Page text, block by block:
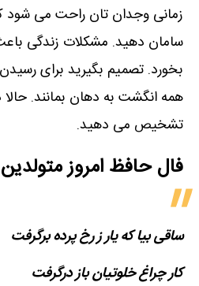
زمانی وجدان تان راحت می شود
سامان دهید. مشکلات زندگی
بخورد. تصمیم بگیرید برای
همه انگشت به دهان بمانند.
تشخیص می دهید.
فال حافظ امروز
ساقی بیا که یار ز رخ پرده برگرفت
کار چراغ خلوتیان باز درگرفت